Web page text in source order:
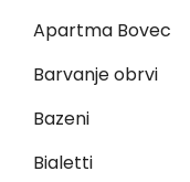
Apartma Bovec
Barvanje obrvi
Bazeni
Bialetti